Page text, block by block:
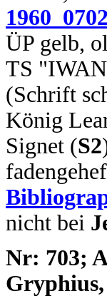
ÜP gelb,
TS
(Schrift
König
Signet (S2
nicht bei
Nr: 703;